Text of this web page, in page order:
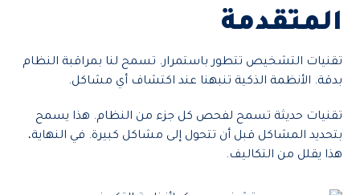
المتقدمة
تقنيات التشخيص تتطور باستمرار. تسمح لنا بمراقبة النظام
بدقة. الأنظمة الذكية تنبهنا عند اكتشاف أي مشاكل.
تقنيات حديثة تسمح لفحص كل جزء من النظام. هذا يسمح
بتحديد المشاكل قبل أن تتحول إلى مشاكل كبيرة. في النهاية،
هذا يقلل من التكاليف.